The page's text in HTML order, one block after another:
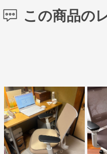
この商品の